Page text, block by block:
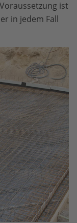
ist
in jedem Fall